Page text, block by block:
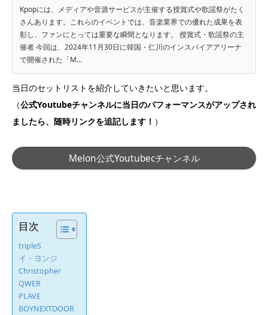
Kpopには、メディアや音源サービスが主催する授賞式や歌謡祭がたく
さんあります。これらのイベントでは、音楽業界での優れた成果を表
彰し、ファンにとっては重要な瞬間となります。 授賞式・歌謡祭の主
催者 今回は、2024年11月30日に韓国・仁川のインスパイアアリーナ
で開催された「M...
当日のセットリストを紹介していきたいと思います。
（公式Youtubeチャンネルに当日のパフォーマンスがアップされ
ましたら、随時リンクを追記します！ ）
Melon公式Youtubecチャンネル
目次
tripleS
イ・ヨンジ
Christopher
QWER
PLAVE
BOYNEXTDOOR